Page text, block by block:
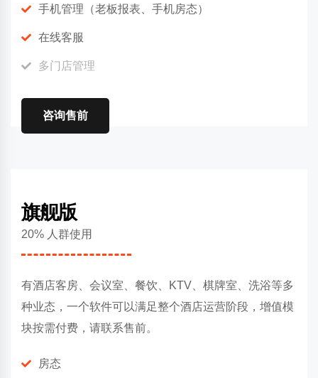
手机管理（老板报表、手机房态）
在线客服
多门店管理
咨询售前
旗舰版
20% 人群使用
有酒店客房、会议室、餐饮、KTV、棋牌室、洗浴等多
种业态，一个软件可以满足整个酒店运营阶段，增值模
块按需付费，请联系售前。
房态